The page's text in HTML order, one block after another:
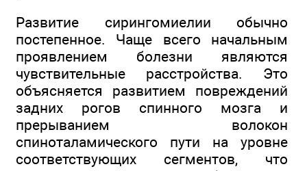
Развитие сирингомиелии обычно
постепенное. Чаще всего начальным
проявлением болезни являются
чувствительные расстройства. Это
объясняется развитием повреждений
задних рогов спинного мозга и
прерыванием волокон
спиноталамического пути на уровне
соответствующих сегментов, что